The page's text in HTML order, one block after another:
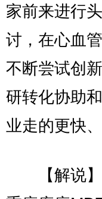
家前来进行
讨，在心血
不断尝试创
研转化协助
业走的更快、
【解说】